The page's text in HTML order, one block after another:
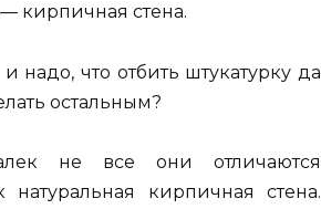
кирпичная стена.
что отбить штукатурку да
остальным?
не все они отличаются
кирпичная стена.